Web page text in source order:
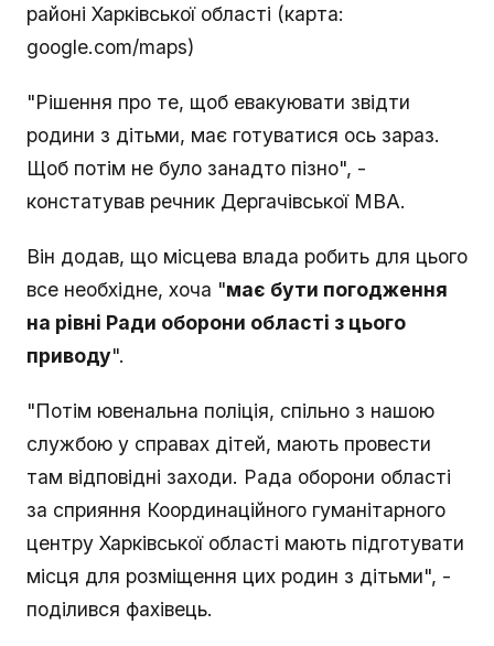
районі Харківської області (карта:
google.com/maps)
"Рішення про те, щоб евакуювати звідти
родини з дітьми, має готуватися ось зараз.
Щоб потім не було занадто пізно", -
констатував речник Дергачівської МВА.
Він додав, що місцева влада робить для цього
все необхідне, хоча "має бути погодження
на рівні Ради оборони області з цього
приводу".
"Потім ювенальна поліція, спільно з нашою
службою у справах дітей, мають провести
там відповідні заходи. Рада оборони області
за сприяння Координаційного гуманітарного
центру Харківської області мають підготувати
місця для розміщення цих родин з дітьми", -
поділився фахівець.